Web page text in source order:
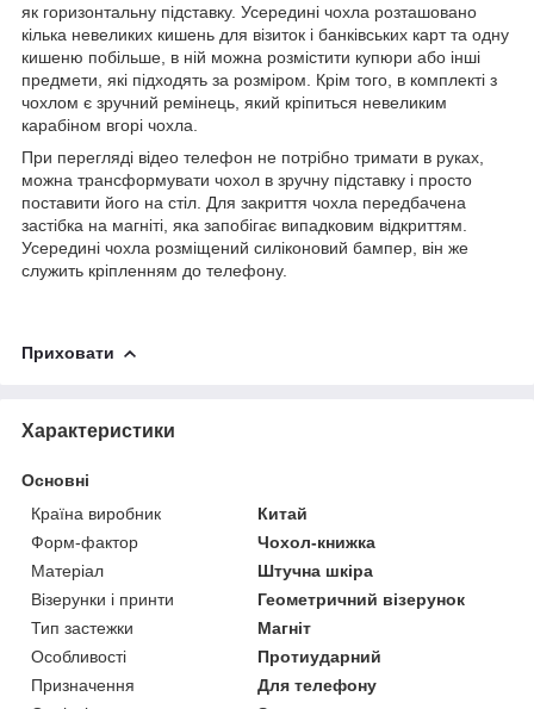
як горизонтальну підставку. Усередині чохла розташовано
кілька невеликих кишень для візиток і банківських карт та одну
кишеню побільше, в ній можна розмістити купюри або інші
предмети, які підходять за розміром. Крім того, в комплекті з
чохлом є зручний ремінець, який кріпиться невеликим
карабіном вгорі чохла.
При перегляді відео телефон не потрібно тримати в руках,
можна трансформувати чохол в зручну підставку і просто
поставити його на стіл. Для закриття чохла передбачена
застібка на магніті, яка запобігає випадковим відкриттям.
Усередині чохла розміщений силіконовий бампер, він же
служить кріпленням до телефону.
Приховати
Характеристики
Основні
Країна виробник
Китай
Форм-фактор
Чохол-книжка
Матеріал
Штучна шкіра
Візерунки і принти
Геометричний візерунок
Тип застежки
Магніт
Особливості
Протиударний
Призначення
Для телефону